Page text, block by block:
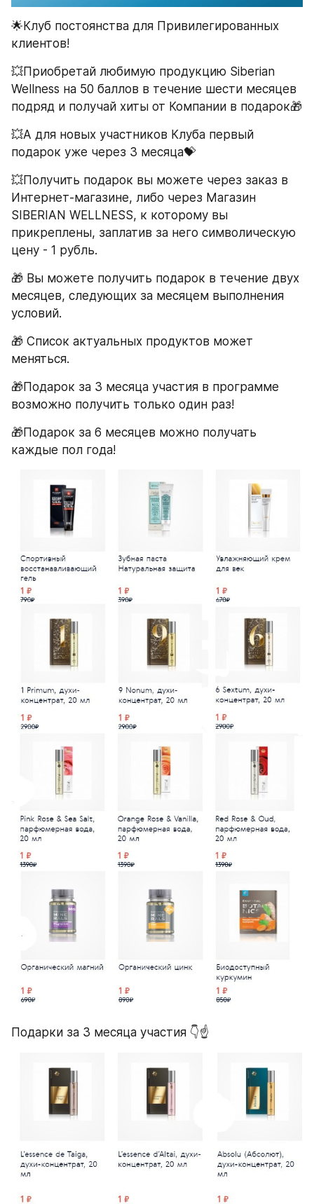
🌟Клуб постоянства для Привилегированных
клиентов!
💥Приобретай любимую продукцию Siberian
Wellness на 50 баллов в течение шести месяцев
подряд и получай хиты от Компании в подарок🎁
💥А для новых участников Клуба первый
подарок уже через 3 месяца💝
💥Получить подарок вы можете через заказ в
Интернет-магазине, либо через Магазин
SIBERIAN WELLNESS, к которому вы
прикреплены, заплатив за него символическую
цену - 1 рубль.
🎁 Вы можете получить подарок в течение двух
месяцев, следующих за месяцем выполнения
условий.
🎁 Список актуальных продуктов может
меняться.
🎁Подарок за 3 месяца участия в программе
возможно получить только один раз!
🎁Подарок за 6 месяцев можно получать
каждые пол года!
Подарки за 3 месяца участия 👇☝️